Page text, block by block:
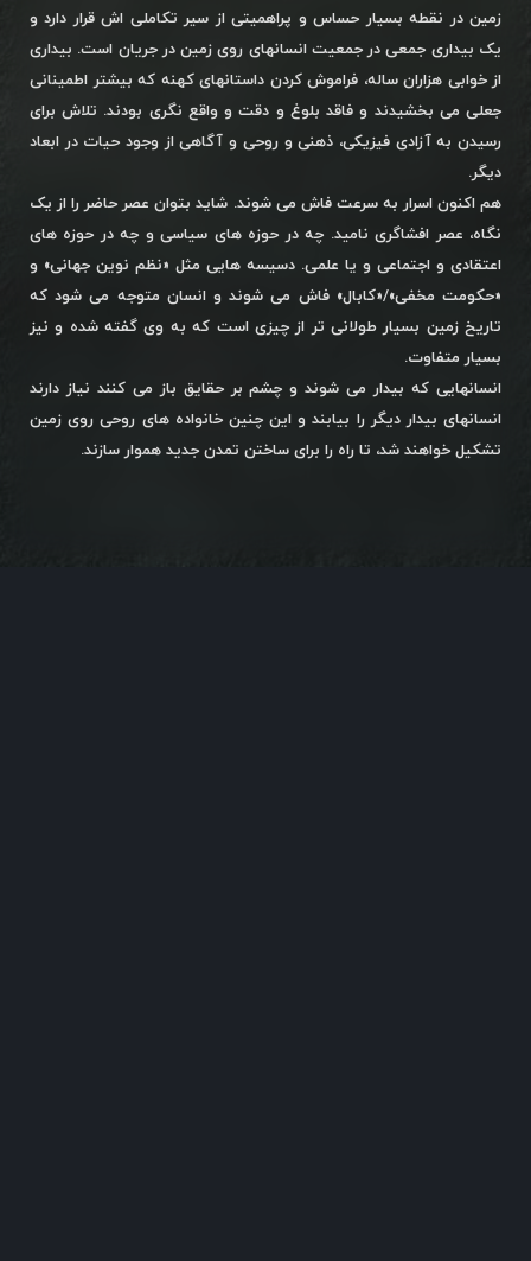
زمین در نقطه بسیار حساس و پراهمیتی از سیر تکاملی اش قرار دارد و
یک بیداری جمعی در جمعیت انسانهای روی زمین در جریان است. بیداری
از خوابی هزاران ساله، فراموش کردن داستانهای کهنه که بیشتر اطمینانی
جعلی می بخشیدند و فاقد بلوغ و دقت و واقع نگری بودند. تلاش برای
رسیدن به آزادی فیزیکی، ذهنی و روحی و آگاهی از وجود حیات در ابعاد
دیگر.
هم اکنون اسرار به سرعت فاش می شوند. شاید بتوان عصر حاضر را از یک
نگاه، عصر افشاگری نامید. چه در حوزه های سیاسی و چه در حوزه های
اعتقادی و اجتماعی و یا علمی. دسیسه هایی مثل «نظم نوین جهانی» و
«حکومت مخفی»/«کابال» فاش می شوند و انسان متوجه می شود که
تاریخ زمین بسیار طولانی تر از چیزی است که به وی گفته شده و نیز
بسیار متفاوت.
انسانهایی که بیدار می شوند و چشم بر حقایق باز می کنند نیاز دارند
انسانهای بیدار دیگر را بیابند و این چنین خانواده های روحی روی زمین
تشکیل خواهند شد، تا راه را برای ساختن تمدن جدید هموار سازند.